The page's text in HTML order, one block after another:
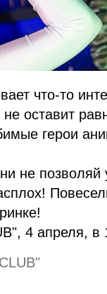
что-то
не оставит
герои
не
4 апреля, в